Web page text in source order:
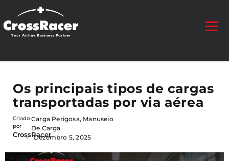
Os principais tipos de cargas
transportadas por via aérea
Criado
por
CrossRacer
Carga Perigosa, Manuseio
De Carga
Dezembro 5, 2025